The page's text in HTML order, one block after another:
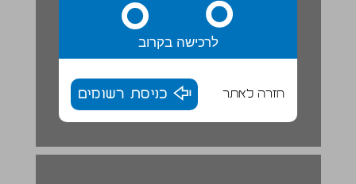
לרכישה בקרוב
חזרה לאתר כניסת רשומים